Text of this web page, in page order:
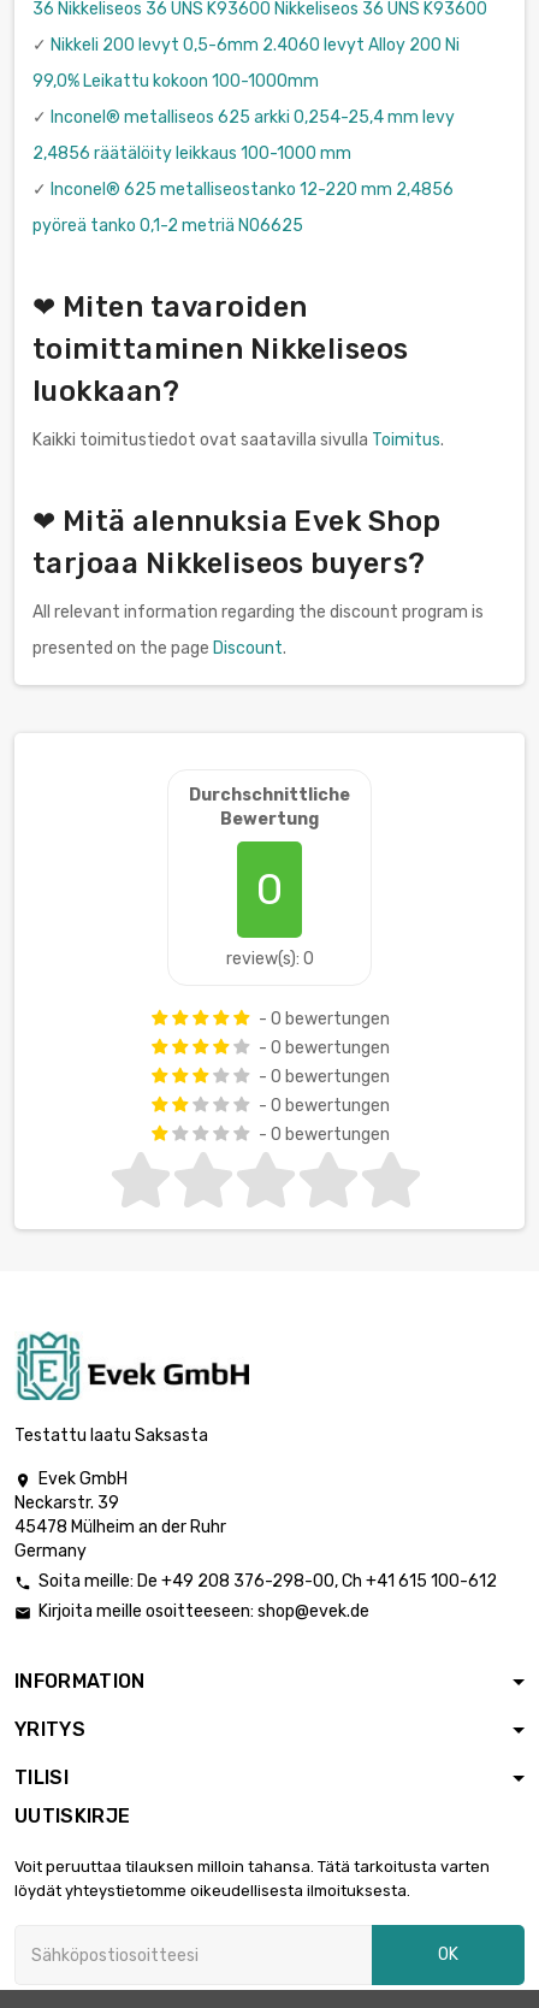
36 Nikkeliseos 36 UNS K93600 Nikkeliseos 36 UNS K93600
✓ Nikkeli 200 levyt 0,5-6mm 2.4060 levyt Alloy 200 Ni
99,0% Leikattu kokoon 100-1000mm
✓ Inconel® metalliseos 625 arkki 0,254-25,4 mm levy
2,4856 räätälöity leikkaus 100-1000 mm
✓ Inconel® 625 metalliseostanko 12-220 mm 2,4856
pyöreä tanko 0,1-2 metriä N06625
❤ Miten tavaroiden
toimittaminen Nikkeliseos
luokkaan?
Kaikki toimitustiedot ovat saatavilla sivulla Toimitus.
❤ Mitä alennuksia Evek Shop
tarjoaa Nikkeliseos buyers?
All relevant information regarding the discount program is
presented on the page Discount.
Durchschnittliche
Bewertung
0
review(s): 0
- 0 bewertungen
- 0 bewertungen
- 0 bewertungen
- 0 bewertungen
- 0 bewertungen
Testattu laatu Saksasta

Evek GmbH
Neckarstr. 39
45478 Mülheim an der Ruhr
Germany
 Soita meille: De +49 208 376-298-00, Ch +41 615 100-612
 Kirjoita meille osoitteeseen: shop@evek.de
INFORMATION
YRITYS
TILISI
UUTISKIRJE
Voit peruuttaa tilauksen milloin tahansa. Tätä tarkoitusta varten
löydät yhteystietomme oikeudellisesta ilmoituksesta.
OK